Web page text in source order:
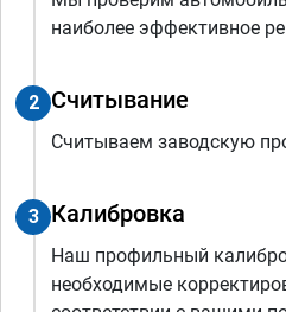
наиболее эффективное
2 Считывание
Считываем заводскую
3 Калибровка
Наш профильный
необходимые